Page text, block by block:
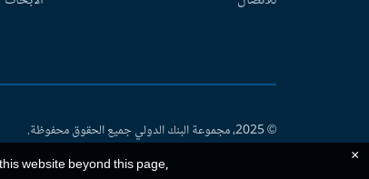
© 2025، مجموعة البنك الدولي جميع الحقوق محفوظة.
website beyond this page,
×